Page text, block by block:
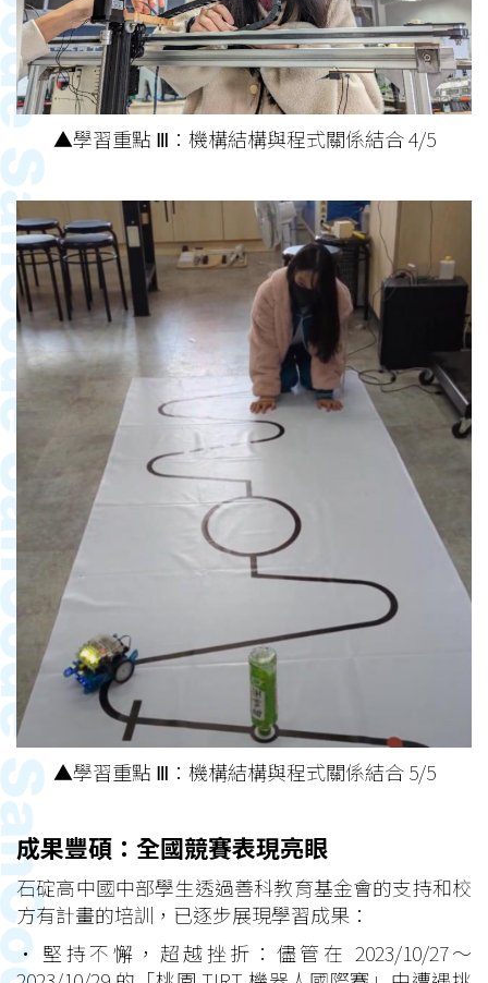
▲學習重點 Ⅲ：機構結構與程式關係結合 4/5
▲學習重點 Ⅲ：機構結構與程式關係結合 5/5
成果豐碩：全國競賽表現亮眼
石碇高中國中部學生透過善科教育基金會的支持和校
方有計畫的培訓，已逐步展現學習成果：
• 堅持不懈，超越挫折：儘管在 2023/10/27～